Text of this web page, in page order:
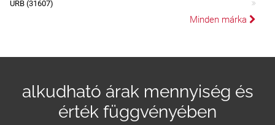
URB (31607)
Minden márka
alkudható árak mennyiség és
érték függvényében